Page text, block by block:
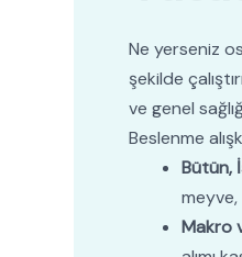
Ne yerseniz
şekilde
ve genel
Beslenme
Bütün,
meyve,
Makro